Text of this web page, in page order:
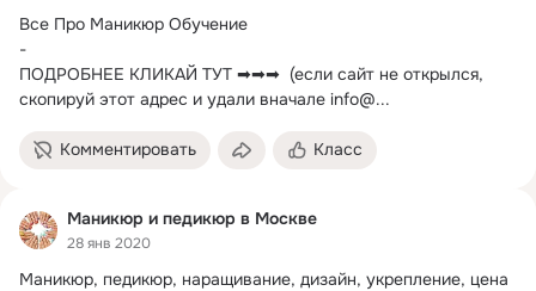
Все Про Маникюр Обучение
-
ПОДРОБНЕЕ КЛИКАЙ ТУТ ➡➡➡  (если сайт не открылся,
скопируй этот адрес и удали вначале info@...
Комментировать Класс
Маникюр и педикюр в Москве
28 янв 2020
Маникюр, педикюр, наращивание, дизайн, укрепление, цена